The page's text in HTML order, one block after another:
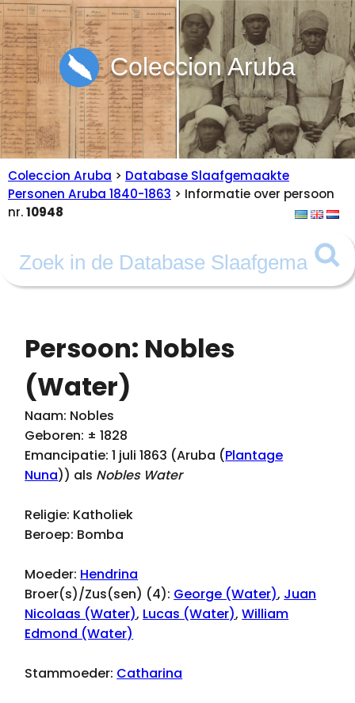
Coleccion Aruba
Coleccion Aruba > Database Slaafgemaakte
Personen Aruba 1840-1863 > Informatie over persoon
nr.10948
Persoon: Nobles
(Water)
Naam: Nobles
Geboren: ± 1828
Emancipatie: 1 juli 1863 (Aruba (Plantage
Nuna)) als Nobles Water
Religie: Katholiek
Beroep: Bomba
Moeder: Hendrina
Broer(s)/Zus(sen) (4): George (Water), Juan
Nicolaas (Water), Lucas (Water),William
Edmond (Water)
Stammoeder: Catharina